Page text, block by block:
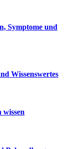
Symptome und
Wissenswertes
wissen